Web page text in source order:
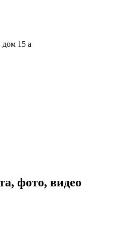
дом 15 а
фото, видео